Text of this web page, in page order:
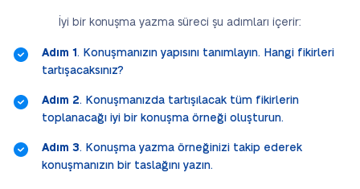
İyi bir konuşma yazma süreci şu adımları içerir:
Adım 1 . Konuşmanızın yapısını tanımlayın. Hangi fikirleri
tartışacaksınız?
Adım 2. Konuşmanızda tartışılacak tüm fikirlerin
toplanacağı iyi bir konuşma örneği oluşturun.
Adım 3. Konuşma yazma örneğinizi takip ederek
konuşmanızın bir taslağını yazın.